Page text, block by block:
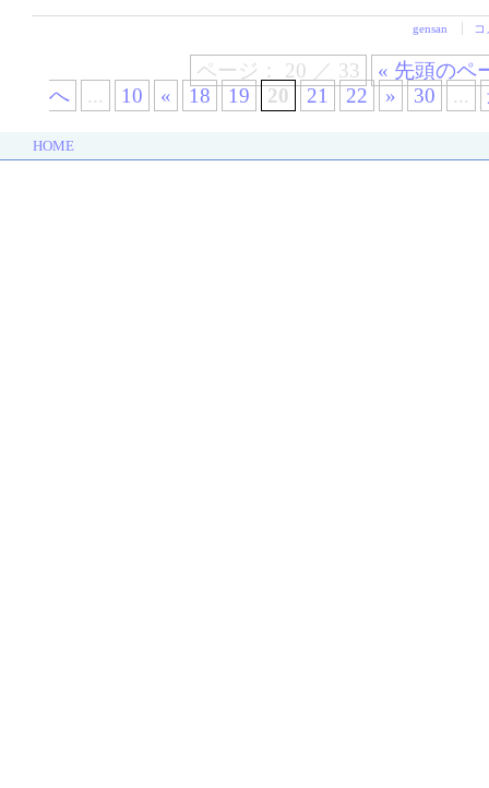
gensan
ページ： 20 ／ 33
« 先頭のペ
へ
... 10 « 18 19 20 21 22 » 30 ...
HOME